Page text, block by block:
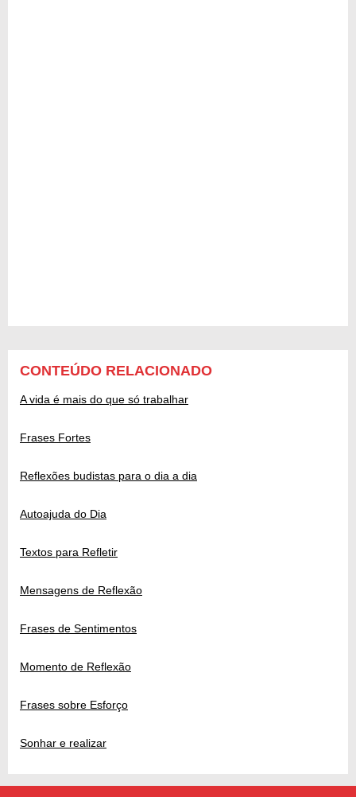
CONTEÚDO RELACIONADO
A vida é mais do que só trabalhar
Frases Fortes
Reflexões budistas para o dia a dia
Autoajuda do Dia
Textos para Refletir
Mensagens de Reflexão
Frases de Sentimentos
Momento de Reflexão
Frases sobre Esforço
Sonhar e realizar